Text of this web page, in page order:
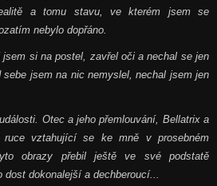
a tomu stavu, ve kterém jsem se
nebylo dopřáno.
si na postel, zavřel oči a nechal se jen
jsem na nic nemyslel, nechal jsem jen
Otec a jeho přemlouvání, Bellatrix a
vztahující se ke mně v prosebném
obrazy přebil ještě ve své podstatě
dost dokonalejší a dechberoucí...